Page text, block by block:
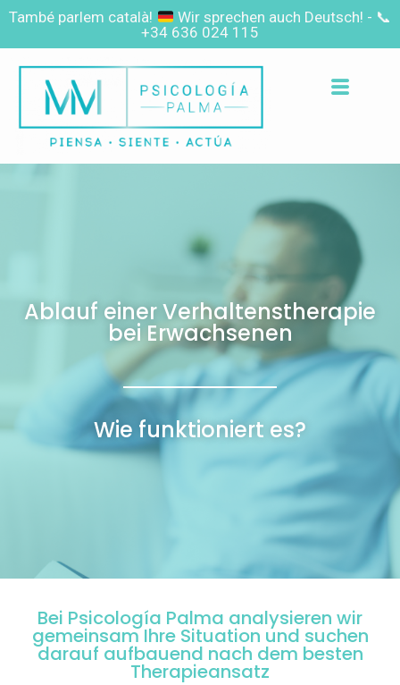
També parlem català! Wir sprechen auch Deutsch! - 📞
+34 636 024 115
Ablauf einer Verhaltenstherapie
bei Erwachsenen
Wie funktioniert es?
Bei Psicología Palma analysieren wir
gemeinsam Ihre Situation und suchen
darauf aufbauend nach dem besten
Therapieansatz